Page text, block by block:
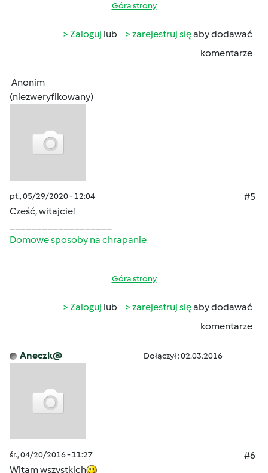
Góra strony
Zaloguj lub zarejestruj sięaby dodawać
komentarze
Anonim
(niezweryfikowany)
pt., 05/29/2020 - 12:04
#5
Cześć, witajcie!
Domowe sposoby na chrapanie
Góra strony
Zaloguj lub zarejestruj sięaby dodawać
komentarze
Aneczk@ Dołączył : 02.03.2016
śr., 04/20/2016 - 11:27
#6
Witam wszystkich